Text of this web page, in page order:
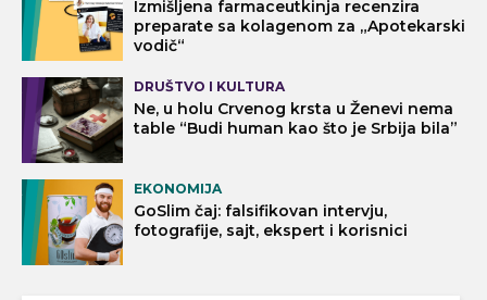
Izmišljena farmaceutkinja recenzira
preparate sa kolagenom za „Apotekarski
vodič“
DRUŠTVO I KULTURA
Ne, u holu Crvenog krsta u Ženevi nema
table “Budi human kao što je Srbija bila”
EKONOMIJA
GoSlim čaj: falsifikovan intervju,
fotografije, sajt, ekspert i korisnici